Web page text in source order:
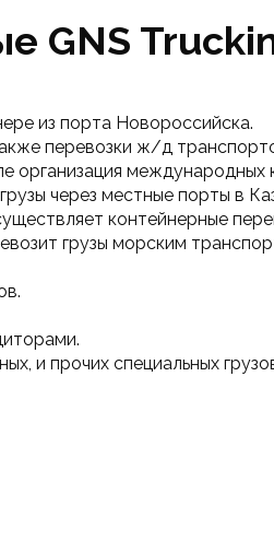
GNS
из порта Новороссийска.
перевозки ж/д
организация международных
через местные порты в
контейнерные
грузы морским
и прочих специальных